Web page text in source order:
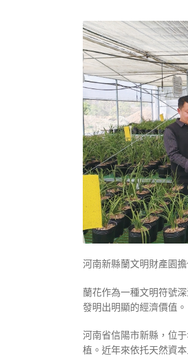
河南新縣蘭文明財產園
蘭花作為一種文明符號
發明出明顯的經濟價值。
河南省信陽市新縣，位
植。近年來依托天然資